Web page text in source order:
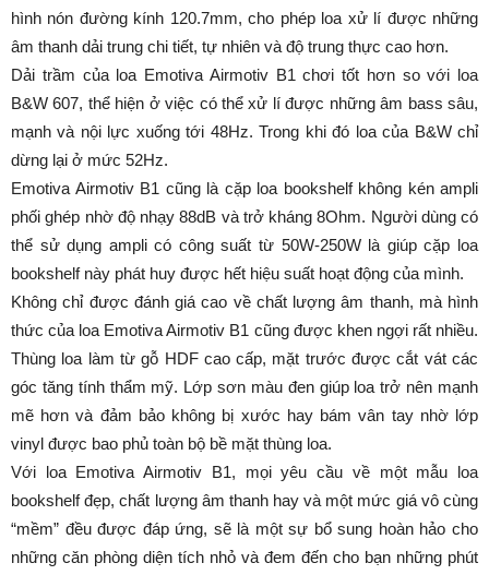
hình nón đường kính 120.7mm, cho phép loa xử lí được những
âm thanh dải trung chi tiết, tự nhiên và độ trung thực cao hơn.
Dải trầm của loa Emotiva Airmotiv B1 chơi tốt hơn so với loa
B&W 607, thể hiện ở việc có thể xử lí được những âm bass sâu,
mạnh và nội lực xuống tới 48Hz. Trong khi đó loa của B&W chỉ
dừng lại ở mức 52Hz.
Emotiva Airmotiv B1 cũng là cặp loa bookshelf không kén ampli
phối ghép nhờ độ nhạy 88dB và trở kháng 8Ohm. Người dùng có
thể sử dụng ampli có công suất từ 50W-250W là giúp cặp loa
bookshelf này phát huy được hết hiệu suất hoạt động của mình.
Không chỉ được đánh giá cao về chất lượng âm thanh, mà hình
thức của loa Emotiva Airmotiv B1 cũng được khen ngợi rất nhiều.
Thùng loa làm từ gỗ HDF cao cấp, mặt trước được cắt vát các
góc tăng tính thẩm mỹ. Lớp sơn màu đen giúp loa trở nên mạnh
mẽ hơn và đảm bảo không bị xước hay bám vân tay nhờ lớp
vinyl được bao phủ toàn bộ bề mặt thùng loa.
Với loa Emotiva Airmotiv B1, mọi yêu cầu về một mẫu loa
bookshelf đẹp, chất lượng âm thanh hay và một mức giá vô cùng
“mềm” đều được đáp ứng, sẽ là một sự bổ sung hoàn hảo cho
những căn phòng diện tích nhỏ và đem đến cho bạn những phút